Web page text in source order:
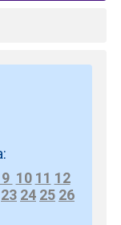
9 10 11 12
23 24 25 26